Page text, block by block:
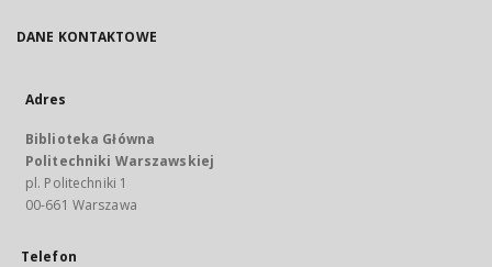
DANE KONTAKTOWE
Adres
Biblioteka Główna
Politechniki Warszawskiej
pl. Politechniki 1
00-661 Warszawa
Telefon